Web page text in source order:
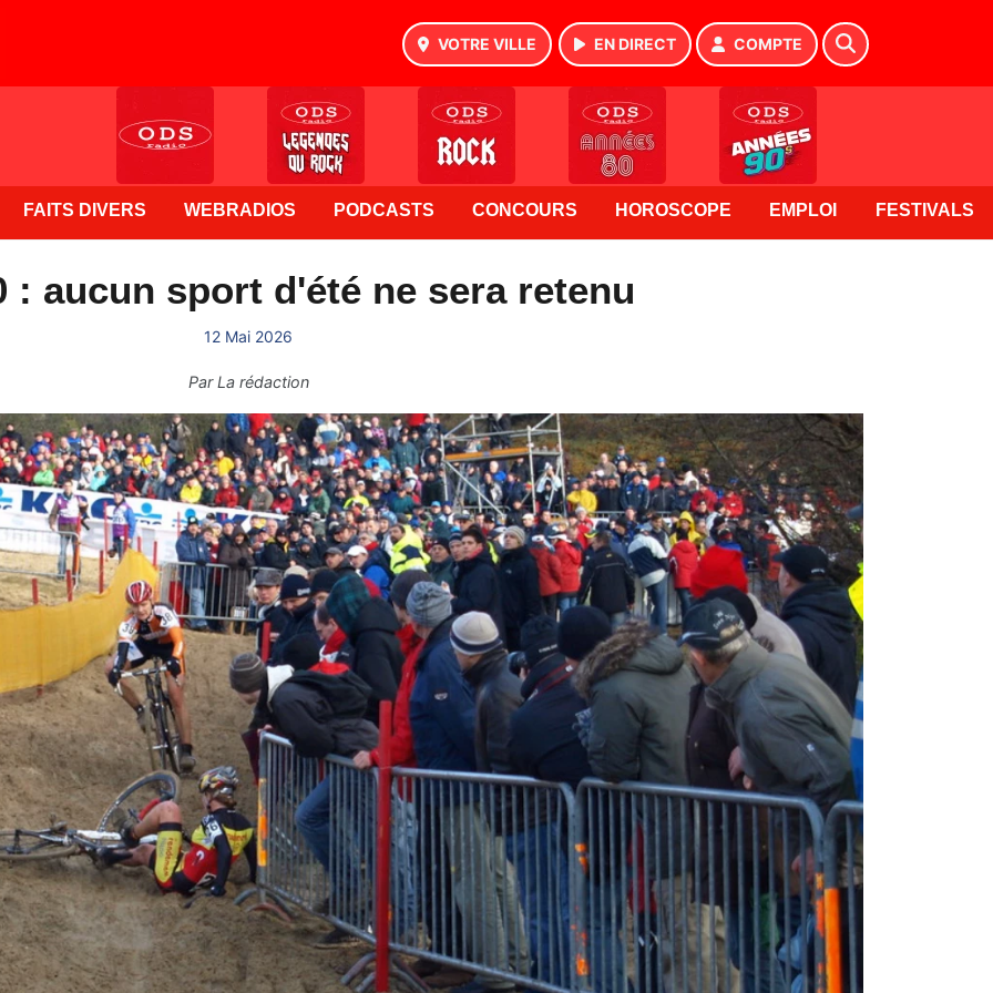
VOTRE VILLE EN DIRECT COMPTE
FAITS DIVERS WEBRADIOS PODCASTS CONCOURS HOROSCOPE EMPLOI FESTIVALS
: aucun sport d'été ne sera retenu
12 Mai 2026
ParLa rédaction